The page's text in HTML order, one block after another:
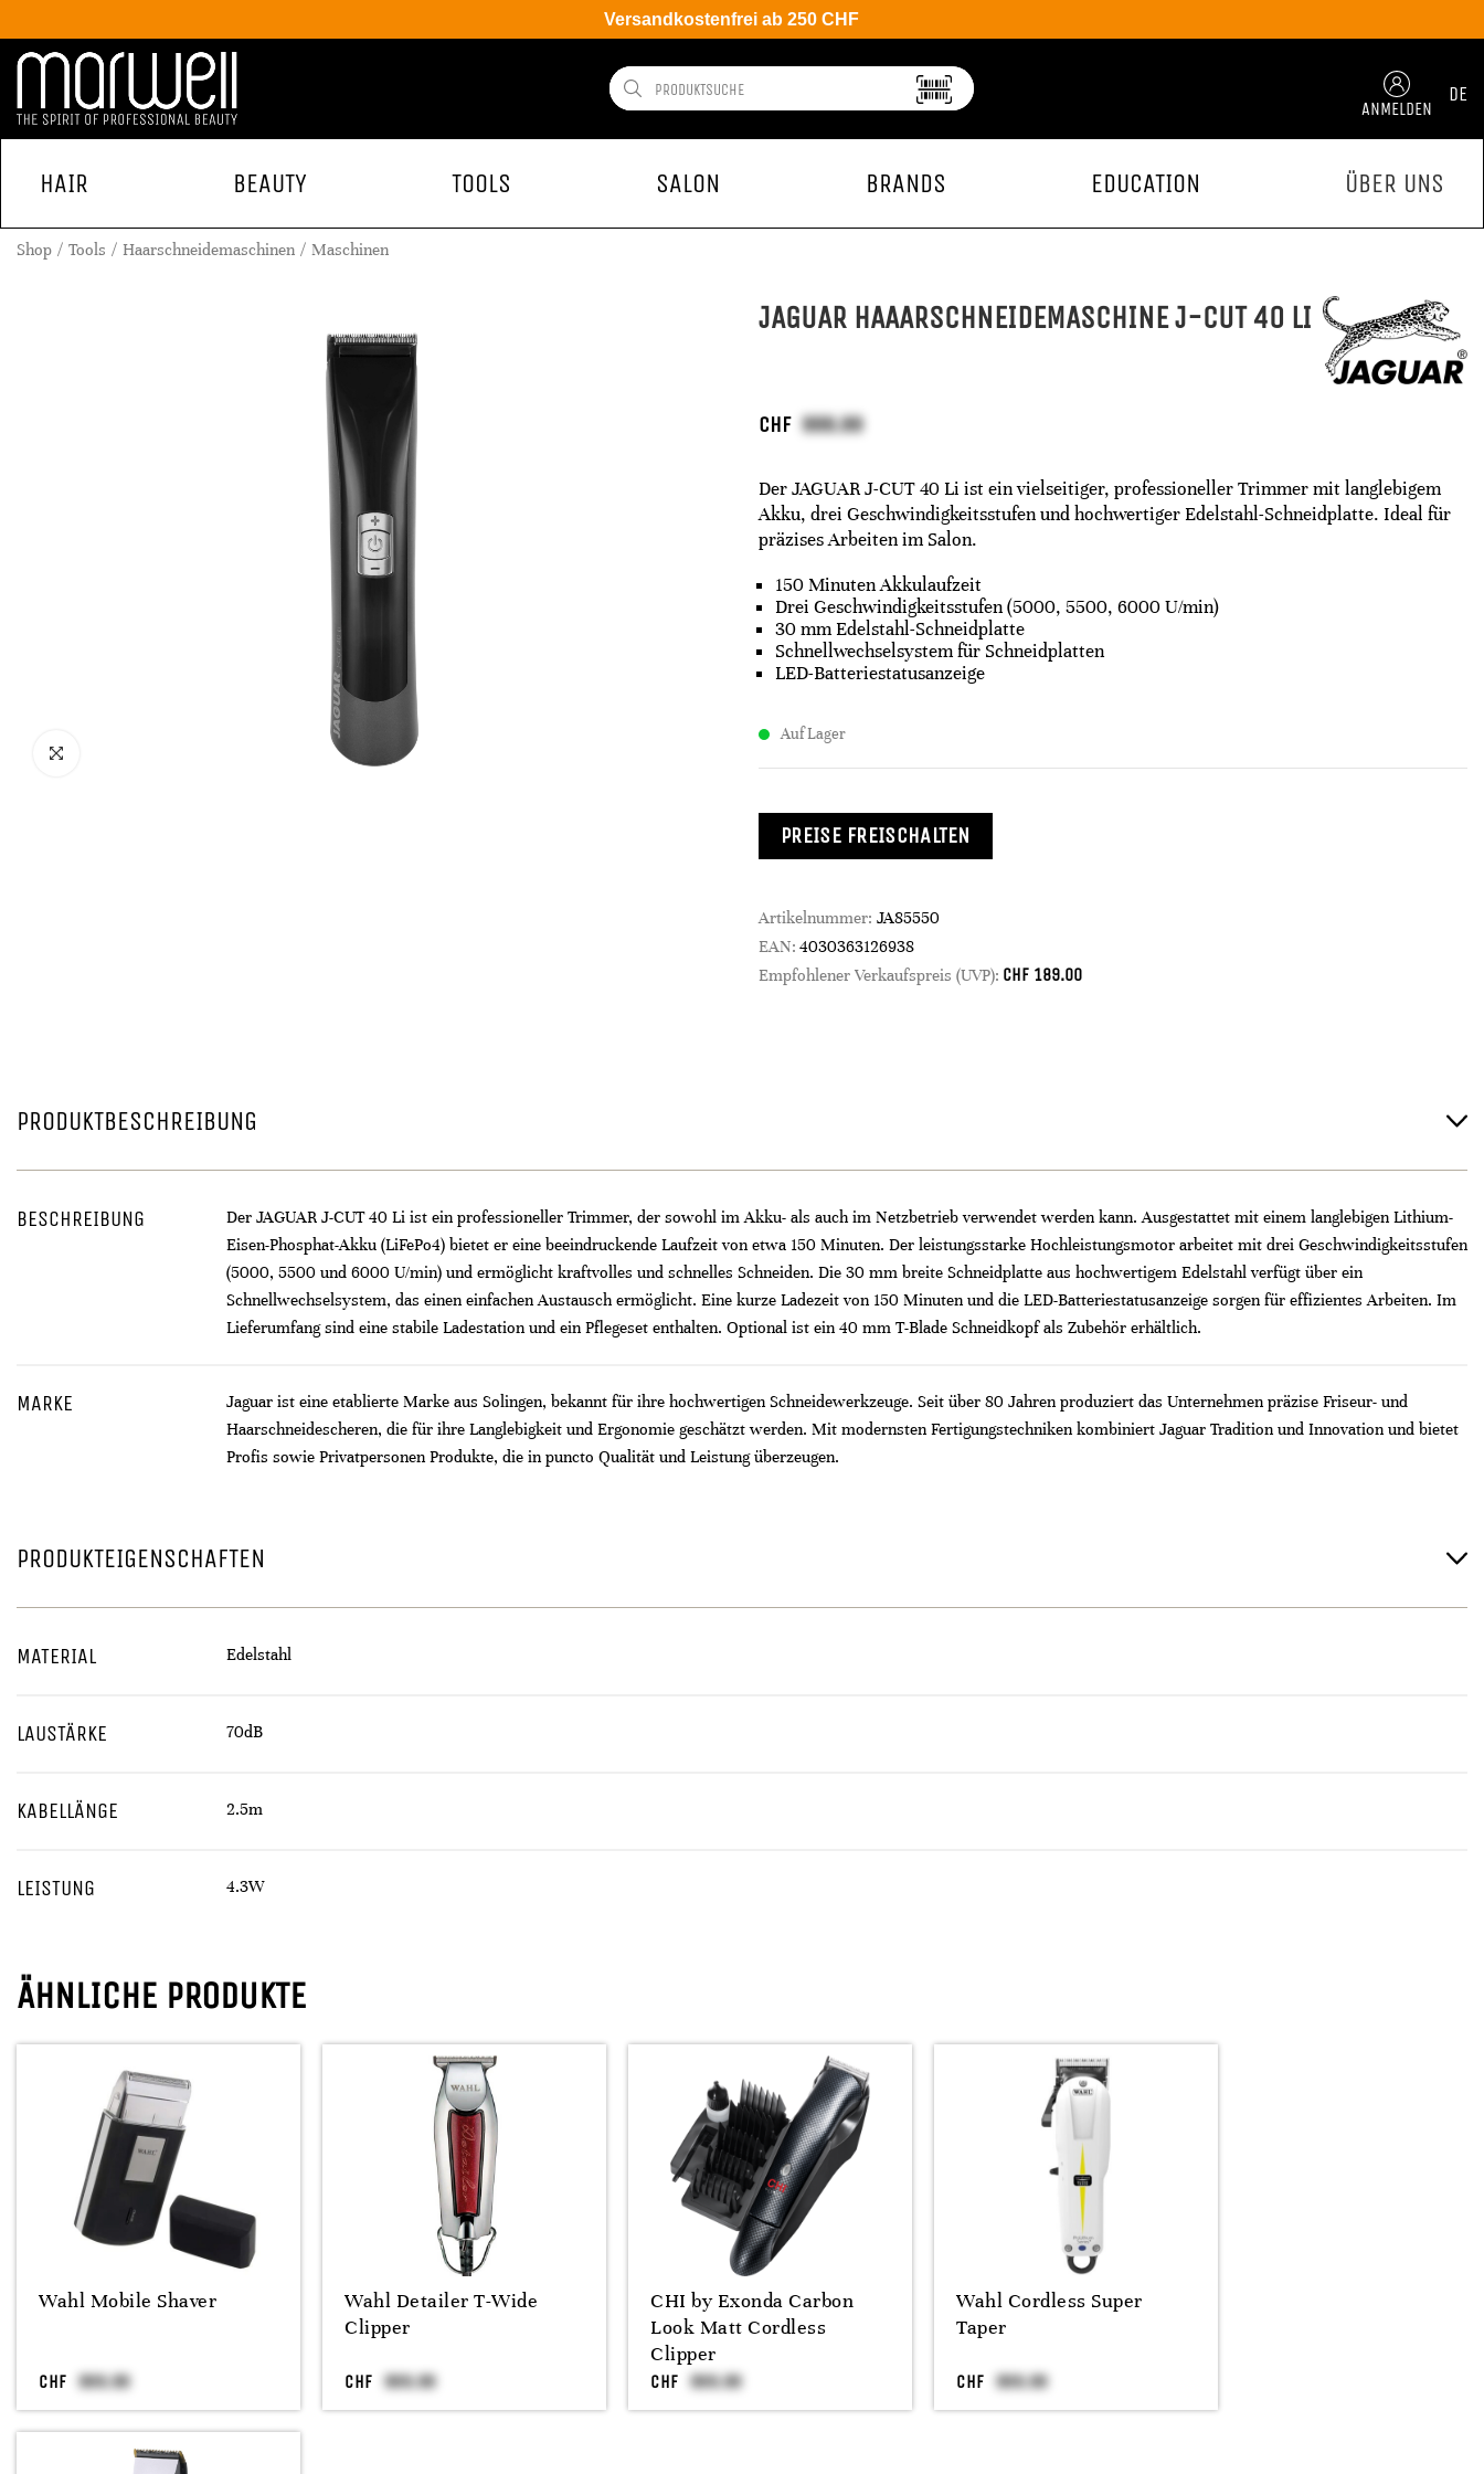
Versandkostenfrei ab 250 CHF
ANMELDEN
DE
HAIR BEAUTY TOOLS SALON BRANDS EDUCATION ÜBER UNS
Shop Tools Haarschneidemaschinen Maschinen
JAGUAR HAAARSCHNEIDEMASCHINE J-CUT 40 LI
CHF
Der JAGUAR J-CUT 40 Li ist ein vielseitiger, professioneller Trimmer mit langlebigem
Akku, drei Geschwindigkeitsstufen und hochwertiger Edelstahl-Schneidplatte. Ideal für
präzises Arbeiten im Salon.
150 Minuten Akkulaufzeit
Drei Geschwindigkeitsstufen (5000, 5500, 6000 U/min)
30 mm Edelstahl-Schneidplatte
Schnellwechselsystem für Schneidplatten
LED-Batteriestatusanzeige
Auf Lager
PREISE FREISCHALTEN
Artikelnummer: JA85550
EAN: 4030363126938
Empfohlener Verkaufspreis (UVP): CHF 189.00
PRODUKTBESCHREIBUNG
BESCHREIBUNG
Der JAGUAR J-CUT 40 Li ist ein professioneller Trimmer, der sowohl im Akku- als auch im Netzbetrieb verwendet werden kann. Ausgestattet mit einem langlebigen Lithium-
Eisen-Phosphat-Akku (LiFePo4) bietet er eine beeindruckende Laufzeit von etwa 150 Minuten. Der leistungsstarke Hochleistungsmotor arbeitet mit drei Geschwindigkeitsstufen
(5000, 5500 und 6000 U/min) und ermöglicht kraftvolles und schnelles Schneiden. Die 30 mm breite Schneidplatte aus hochwertigem Edelstahl verfügt über ein
Schnellwechselsystem, das einen einfachen Austausch ermöglicht. Eine kurze Ladezeit von 150 Minuten und die LED-Batteriestatusanzeige sorgen für effizientes Arbeiten. Im
Lieferumfang sind eine stabile Ladestation und ein Pflegeset enthalten. Optional ist ein 40 mm T-Blade Schneidkopf als Zubehör erhältlich.
MARKE
Jaguar ist eine etablierte Marke aus Solingen, bekannt für ihre hochwertigen Schneidewerkzeuge. Seit über 80 Jahren produziert das Unternehmen präzise Friseur- und
Haarschneidescheren, die für ihre Langlebigkeit und Ergonomie geschätzt werden. Mit modernsten Fertigungstechniken kombiniert Jaguar Tradition und Innovation und bietet
Profis sowie Privatpersonen Produkte, die in puncto Qualität und Leistung überzeugen.
PRODUKTEIGENSCHAFTEN
MATERIAL Edelstahl
LAUSTÄRKE 70dB
KABELLÄNGE 2.5m
LEISTUNG 4.3W
ÄHNLICHE PRODUKTE
Wahl Mobile Shaver
CHF
Wahl Detailer T-Wide
Clipper
CHF
CHI by Exonda Carbon
Look Matt Cordless
Clipper
CHF
Wahl Cordless Super
Taper
CHF